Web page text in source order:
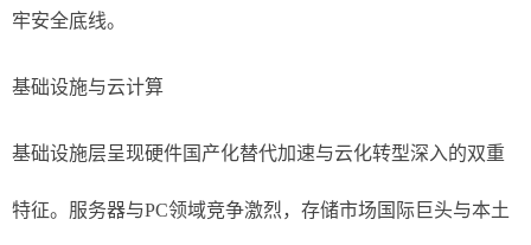
牢安全底线。
基础设施与云计算
基础设施层呈现硬件国产化替代加速与云化转型深入的双重
特征。服务器与PC领域竞争激烈，存储市场国际巨头与本土